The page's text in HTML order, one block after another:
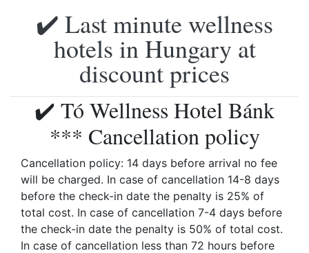
✔️ Last minute wellness
hotels in Hungary at
discount prices
✔️ Tó Wellness Hotel Bánk
*** Cancellation policy
Cancellation policy: 14 days before arrival no fee
will be charged. In case of cancellation 14-8 days
before the check-in date the penalty is 25% of
total cost. In case of cancellation 7-4 days before
the check-in date the penalty is 50% of total cost.
In case of cancellation less than 72 hours before